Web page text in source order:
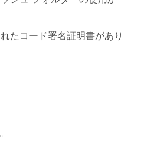
たコード署名証明書があり